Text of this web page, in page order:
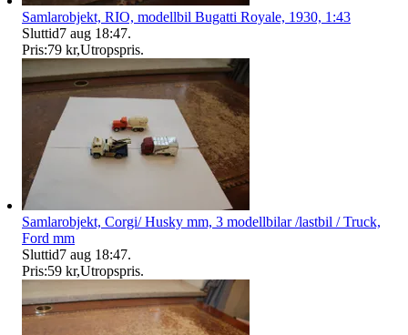
Samlarobjekt, RIO, modellbil Bugatti Royale, 1930, 1:43
Sluttid7 aug 18:47.
Pris:79 kr,Utropspris.
Samlarobjekt, Corgi/ Husky mm, 3 modellbilar /lastbil / Truck,
Ford mm
Sluttid7 aug 18:47.
Pris:59 kr,Utropspris.